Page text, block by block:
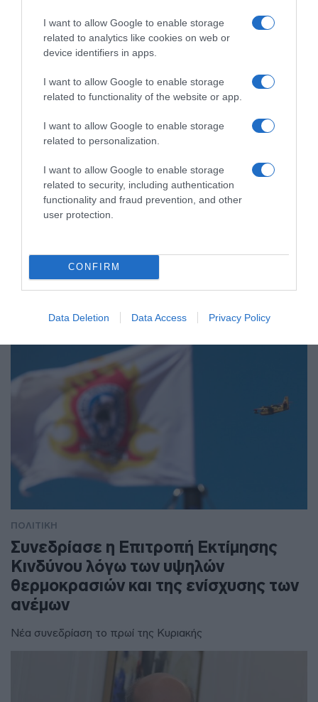
I want to allow Google to enable storage
related to analytics like cookies on web or
device identifiers in apps.
I want to allow Google to enable storage
related to functionality of the website or app.
I want to allow Google to enable storage
related to personalization.
I want to allow Google to enable storage
related to security, including authentication
functionality and fraud prevention, and other
user protection.
CONFIRM
Data Deletion Data Access Privacy Policy
ΠΟΛΙΤΙΚΗ
Τσίπρας: Στις 2 Σεπτεμβρίου η
παρουσίαση του οικονομικού
Θεσσαλονίκη
"Για την Δίκαιη Ανάπτυξη, την παραγωγική ανασυγκρότηση,
την επανίδρυση του κοινωνικού κράτους"
ΠΟΛΙΤΙΚΗ
Συνεδρίασε η Επιτροπή Εκτίμησης
Κινδύνου λόγω των υψηλών
θερμοκρασιών και της ενίσχυσης των
ανέμων
Νέα συνεδρίαση το πρωί της Κυριακής